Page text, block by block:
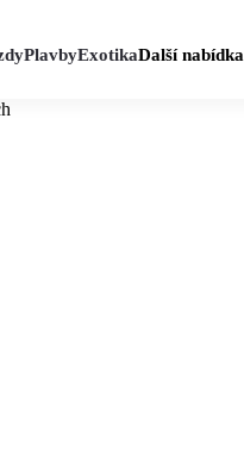
PlavbyExotikaDalší nabídka